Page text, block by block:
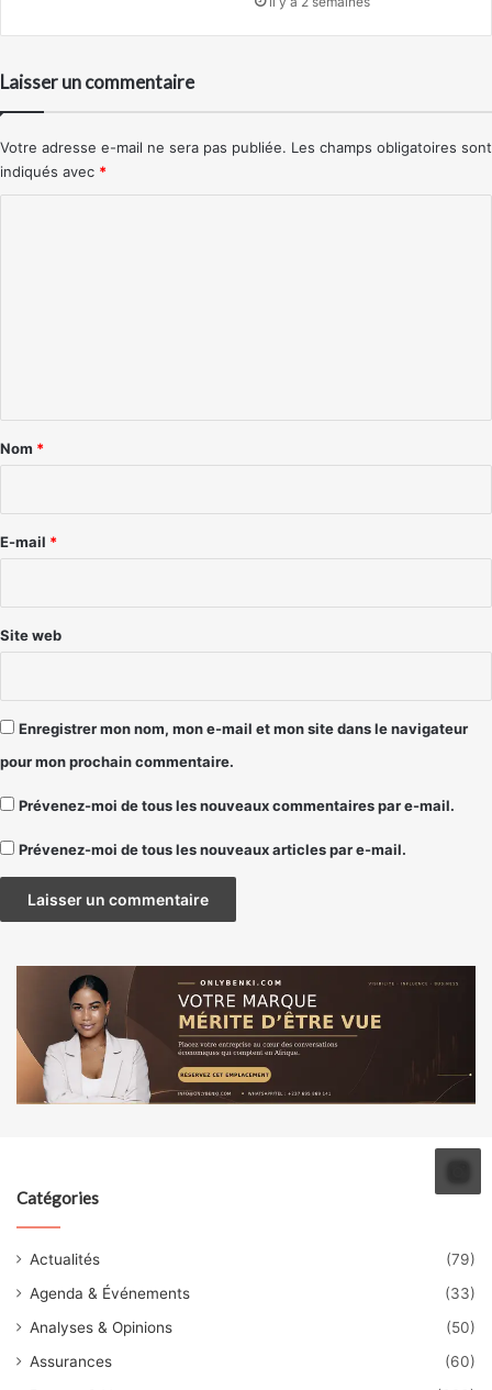
Laisser un commentaire
Votre adresse e-mail ne sera pas publiée. Les champs obligatoires sont
indiqués avec *
a
e
Nom *
E-mail *
Site web
Enregistrer mon nom, mon e-mail et mon site dans le navigateur
pour mon prochain commentaire.
Prévenez-moi de tous les nouveaux commentaires par e-mail.
Prévenez-moi de tous les nouveaux articles par e-mail.
Catégories
Actualités
(79)
Agenda & Événements
(33)
Analyses & Opinions
(50)
Assurances
(60)